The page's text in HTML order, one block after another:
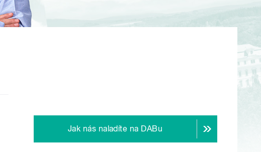
Jak nás naladíte na DABu